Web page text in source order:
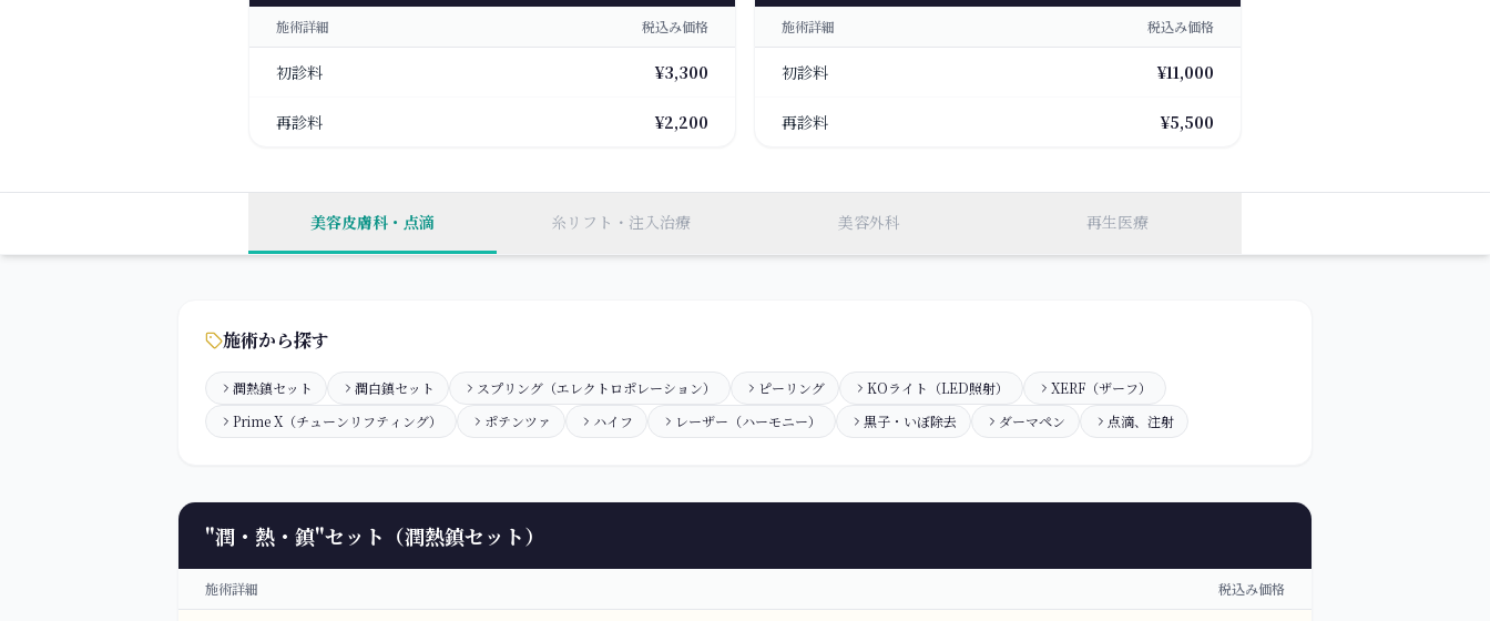
施術詳細 税込み価格
初診料 ¥3,300
再診料 ¥2,200
施術詳細 税込み価格
初診料 ¥11,000
再診料 ¥5,500
美容皮膚科 ・点滴 糸リフト ・注入治療 美容外科 再生医療
施術から探す
潤熱鎮セット 潤白鎮セット スプリング（エレクトロポレーション） ピーリング KOライト（LED照射）
XERF（ザーフ）
Prime X（チューンリフティング）
ポテンツァ ハイフ レーザー（ハーモニー） 黒子・いぼ除去 ダーマペン 点滴、注射
"潤・熱・鎮"セット（潤熱鎮セット）
施術詳細 税込み価格